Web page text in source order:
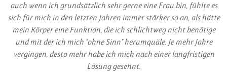
auch wenn ich grundsätzlich sehr gerne eine Frau bin, fühlte es
sich für mich in den letzten Jahren immer stärker so an, als hätte
mein Körper eine Funktion, die ich schlichtweg nicht benötige
und mit der ich mich "ohne Sinn" herumquäle. Je mehr Jahre
vergingen, desto mehr habe ich mich nach einer langfristigen
Lösung gesehnt.